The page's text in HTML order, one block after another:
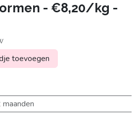
- €8,20/kg -
toevoegen